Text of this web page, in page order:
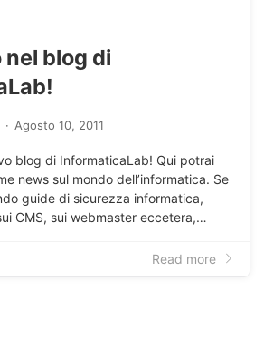
blog di
· Agosto 10, 2011
blog di InformaticaLab! Qui potrai
news sul mondo dell’informatica. Se
guide di sicurezza informatica,
CMS, sui webmaster eccetera,…
Read more